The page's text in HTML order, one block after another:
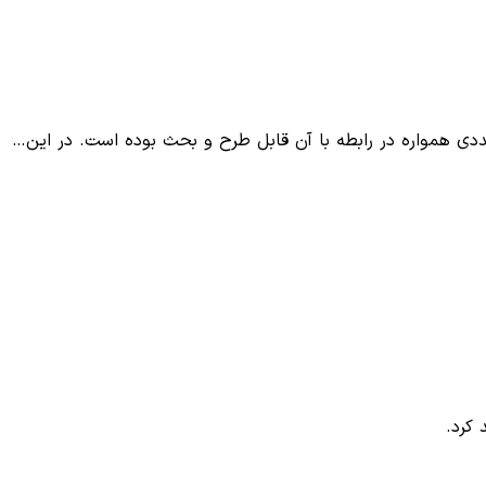
همواره در رابطه با آن قابل طرح و بحث بوده است. در این…
کرد.